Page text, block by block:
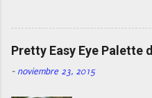
o
con diferentes
cepillos de
naturalmente
actualidad tal
compra
Pretty Easy Eye Palette
- noviembre 23, 2015